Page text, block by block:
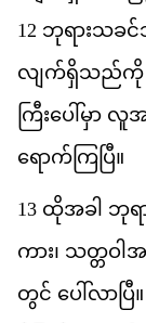
12 ဘရသခင
လကရသညက
ကပ မ လ
ရက က ပြီ။
13 ထအခ ဘ
ကား၊ သတဝ အ
တင ပ လ ပြီ။